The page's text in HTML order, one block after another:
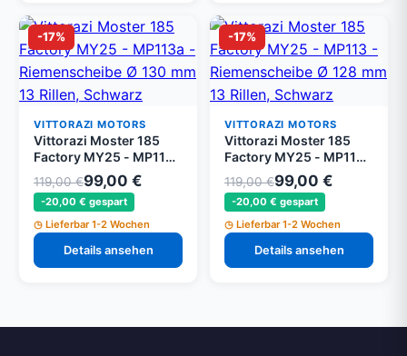
-17%
VITTORAZI MOTORS
Vittorazi Moster 185
Factory MY25 - MP113a
- Riemenscheibe Ø 130
mm 13 Rillen, Schwarz
119,00 €99,00 €
-20,00 € gespart
Lieferbar 1-2 Wochen
Details ansehen
-17%
VITTORAZI MOTORS
Vittorazi Moster 185
Factory MY25 - MP113 -
Riemenscheibe Ø 128
mm 13 Rillen, Schwarz
119,00 €99,00 €
-20,00 € gespart
Lieferbar 1-2 Wochen
Details ansehen